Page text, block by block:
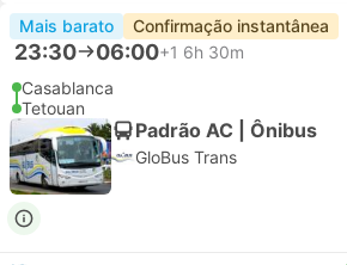
Mais barato Confirmação instantânea
23:30 06:00+1 6h 30m
Casablanca
Tetouan
Padrão AC | Ônibus
GloBus Trans